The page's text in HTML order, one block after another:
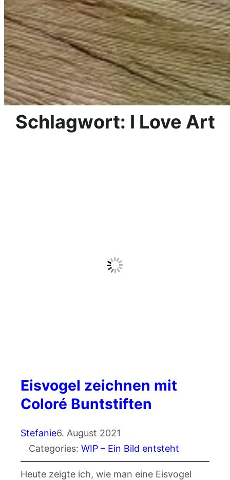
Schlagwort: I Love Art
Eisvogel zeichnen mit
Coloré Buntstiften
Stefanie6. August 2021
Categories: WIP – Ein Bild entsteht
Heute zeigte ich, wie man eine Eisvogel